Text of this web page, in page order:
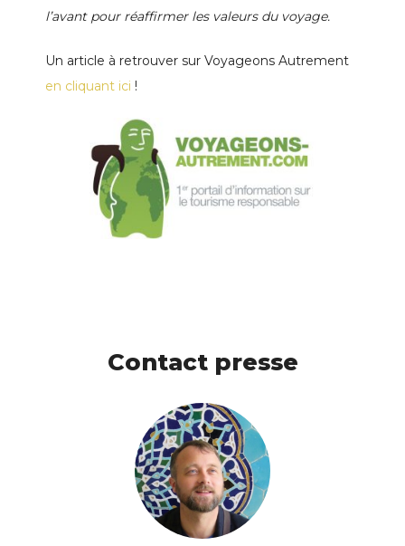
l’avant pour réaffirmer les valeurs du voyage.
Un article à retrouver sur Voyageons Autrement
en cliquant ici !
Contact presse